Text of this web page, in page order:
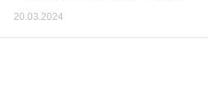
20.03.2024